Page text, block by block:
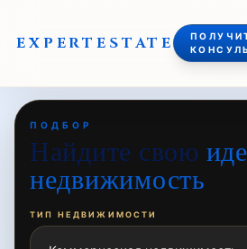
EXPERTESTATE
ПОДБОР
Найдите свою
недвижимость
ТИП НЕДВИЖИМОСТИ